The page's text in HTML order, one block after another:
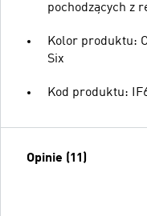
pochodzących z
Kolor produktu:
Six
Kod produktu:
Opinie (11)